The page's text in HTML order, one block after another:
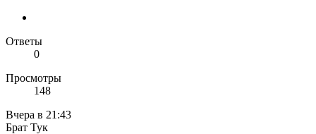
Ответы
0
Просмотры
148
Вчера в 21:43
Брат Тук